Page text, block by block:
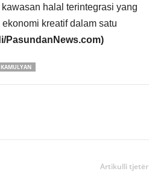
halal terintegrasi yang
kreatif dalam satu
PasundanNews.com)
Artikulli tjetër